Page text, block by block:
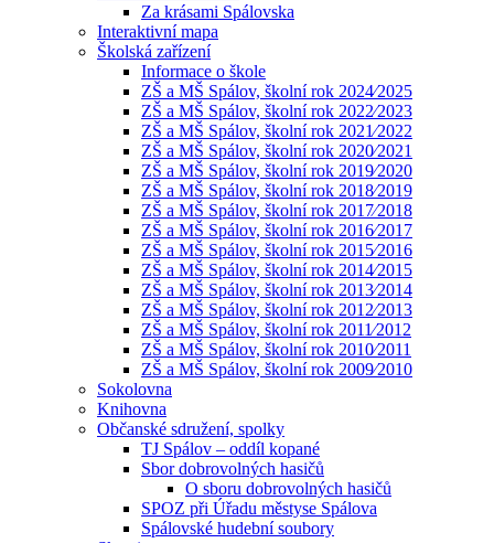
Za krásami Spálovska
Interaktivní mapa
Školská zařízení
Informace o škole
ZŠ a MŠ Spálov, školní rok 2024⁄2025
ZŠ a MŠ Spálov, školní rok 2022⁄2023
ZŠ a MŠ Spálov, školní rok 2021⁄2022
ZŠ a MŠ Spálov, školní rok 2020⁄2021
ZŠ a MŠ Spálov, školní rok 2019⁄2020
ZŠ a MŠ Spálov, školní rok 2018⁄2019
ZŠ a MŠ Spálov, školní rok 2017⁄2018
ZŠ a MŠ Spálov, školní rok 2016⁄2017
ZŠ a MŠ Spálov, školní rok 2015⁄2016
ZŠ a MŠ Spálov, školní rok 2014⁄2015
ZŠ a MŠ Spálov, školní rok 2013⁄2014
ZŠ a MŠ Spálov, školní rok 2012⁄2013
ZŠ a MŠ Spálov, školní rok 2011⁄2012
ZŠ a MŠ Spálov, školní rok 2010⁄2011
ZŠ a MŠ Spálov, školní rok 2009⁄2010
Sokolovna
Knihovna
Občanské sdružení, spolky
TJ Spálov – oddíl kopané
Sbor dobrovolných hasičů
O sboru dobrovolných hasičů
SPOZ při Úřadu městyse Spálova
Spálovské hudební soubory